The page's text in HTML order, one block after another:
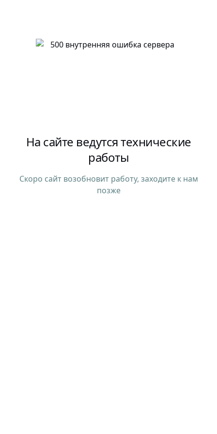
На сайте ведутся технические
работы
Скоро сайт возобновит работу, заходите к нам
позже